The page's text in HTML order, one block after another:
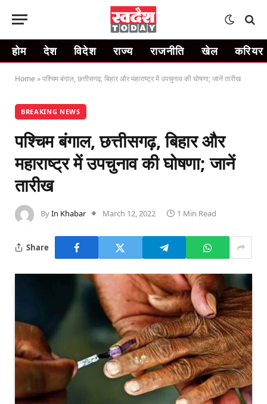
होम देश विदेश राज्य राजनीति खेल करियर
Home »पश्चिम बंगाल, छत्तीसगढ़, बिहार और महाराष्ट्र में उपचुनाव की घोषणा; जानें तारीख
BREAKING NEWS
पश्चिम बंगाल, छत्तीसगढ़, बिहार और
महाराष्ट्र में उपचुनाव की घोषणा; जानें
तारीख
ByIn Khabar March 12, 2022 1 Min Read
Share